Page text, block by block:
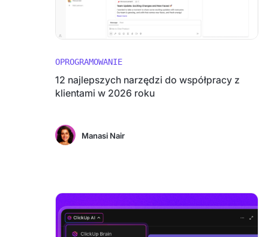
OPROGRAMOWANIE
12 najlepszych narzędzi do współpracy z
klientami w 2026 roku
Manasi Nair